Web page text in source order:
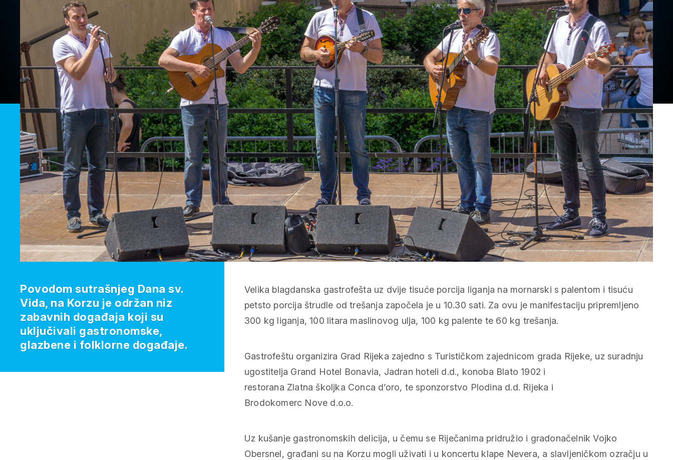
Velika blagdanska gastrofešta uz dvije tisuće porcija liganja na mornarski s palentom i tisuću
petsto porcija štrudle od trešanja započela je u 10.30 sati. Za ovu je manifestaciju pripremljeno
300 kg liganja, 100 litara maslinovog ulja, 100 kg palente te 60 kg trešanja.
Gastrofeštu organizira Grad Rijeka zajedno s Turističkom zajednicom grada Rijeke, uz suradnju
ugostitelja Grand Hotel Bonavia, Jadran hoteli d.d., konoba Blato 1902 i
restorana Zlatna školjka Conca d’oro, te sponzorstvo Plodina d.d. Rijeka i
Brodokomerc Nove d.o.o.
Uz kušanje gastronomskih delicija, u čemu se Riječanima pridružio i gradonačelnik Vojko
Obersnel, građani su na Korzu mogli uživati i u koncertu klape Nevera, a slavljeničkom ozračju u
Povodom sutrašnjeg Dana sv.
Vida, na Korzu je održan niz
zabavnih događaja koji su
uključivali gastronomske,
glazbene i folklorne događaje.